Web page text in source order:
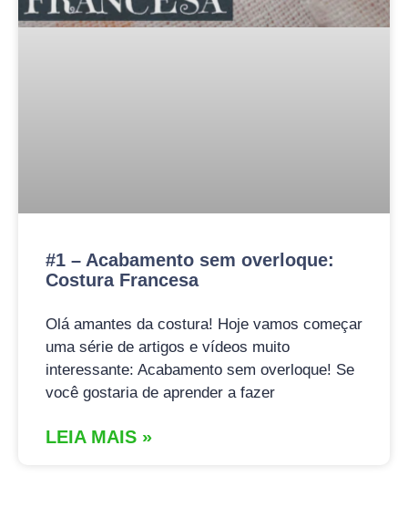
#1 – Acabamento sem overloque:
Costura Francesa
Olá amantes da costura! Hoje vamos começar
uma série de artigos e vídeos muito
interessante: Acabamento sem overloque! Se
você gostaria de aprender a fazer
LEIA MAIS »